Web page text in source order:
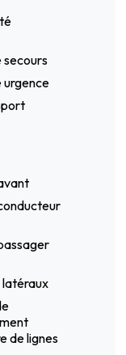
secours
urgence
de lignes